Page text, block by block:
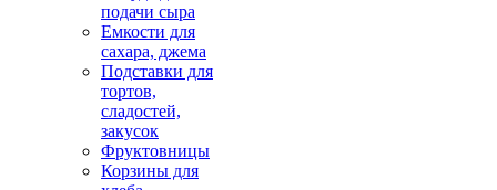
подачи сыра
Емкости для
сахара, джема
Подставки для
тортов,
сладостей,
закусок
Фруктовницы
Корзины для